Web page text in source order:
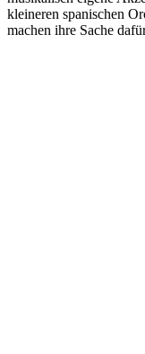
kleineren spanischen
machen ihre Sache